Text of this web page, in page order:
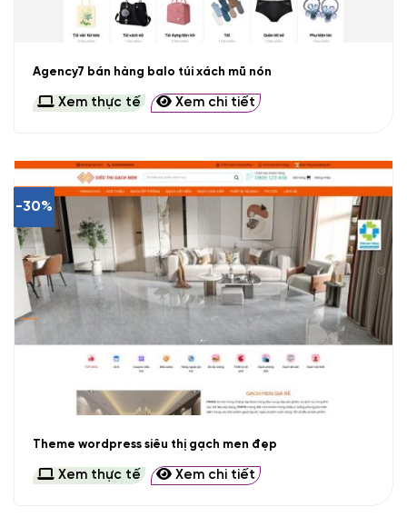
Agency7 bán hàng balo túi xách mũ nón
Xem thực tế Xem chi tiết
-30%
Theme wordpress siêu thị gạch men đẹp
Xem thực tế Xem chi tiết